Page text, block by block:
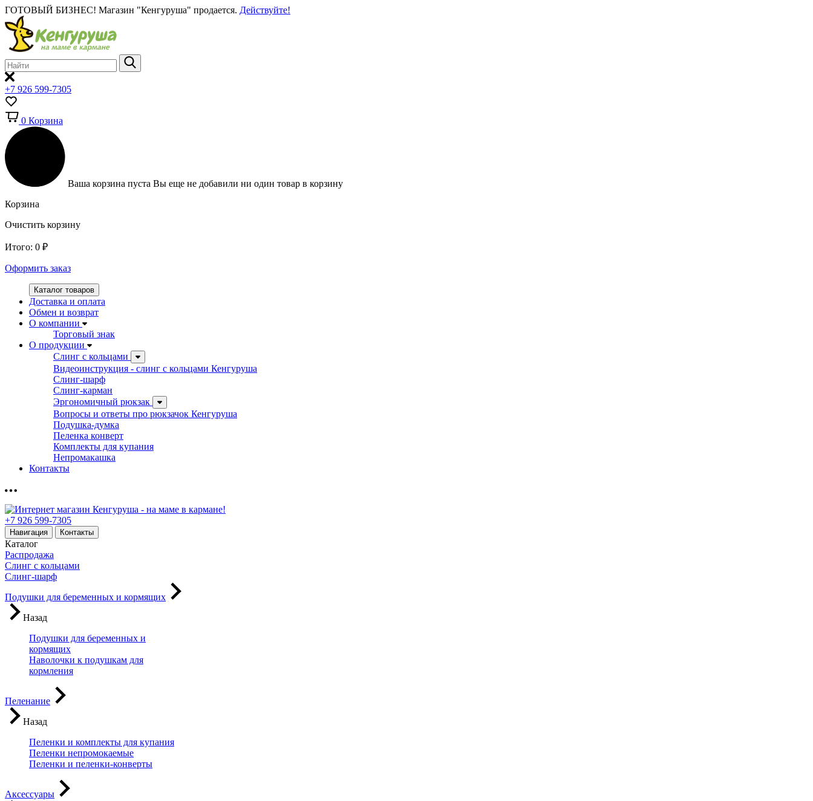
ГОТОВЫЙ БИЗНЕС! Магазин "Кенгуруша" продается. Действуйте!
+7 926 599-7305
0 Корзина
Ваша корзина пуста Вы еще не добавили ни один товар в корзину
Корзина
Очистить корзину
Итого: 0 ₽
Оформить заказ
Каталог товаров
Доставка и оплата
Обмен и возврат
О компании
Торговый знак
О продукции
Слинг с кольцами
Видеоинструкция - слинг с кольцами Кенгуруша
Слинг-шарф
Слинг-карман
Эргономичный рюкзак
Вопросы и ответы про рюкзачок Кенгуруша
Подушка-думка
Пеленка конверт
Комплекты для купания
Непромакашка
Контакты
+7 926 599-7305
Навигация Контакты
Каталог
Распродажа
Слинг с кольцами
Слинг-шарф
Подушки для беременных и кормящих
Назад
Подушки для беременных и
кормящих
Наволочки к подушкам для
кормления
Пеленание
Назад
Пеленки и комплекты для купания
Пеленки непромокаемые
Пеленки и пеленки-конверты
Аксессуары